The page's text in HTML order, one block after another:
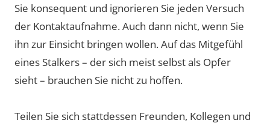
Sie konsequent und ignorieren Sie jeden Versuch
der Kontaktaufnahme. Auch dann nicht, wenn Sie
ihn zur Einsicht bringen wollen. Auf das Mitgefühl
eines Stalkers – der sich meist selbst als Opfer
sieht – brauchen Sie nicht zu hoffen.
Teilen Sie sich stattdessen Freunden, Kollegen und